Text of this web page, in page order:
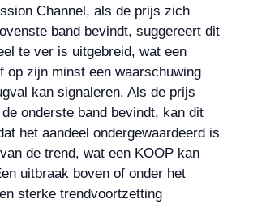
Channel, als de prijs zich
band bevindt, suggereert dit
te ver is uitgebreid, wat een
op zijn minst een waarschuwing
kan signaleren. Als de prijs
onderste band bevindt, kan dit
het aandeel ondergewaardeerd is
de trend, wat een KOOP kan
uitbraak boven of onder het
sterke trendvoortzetting